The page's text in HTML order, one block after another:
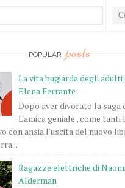
POPULAR posts
La vita bugiarda degli adulti
Elena Ferrante
Dopo aver divorato la saga
L'amica geniale , come
con ansia l'uscita del nuovo
Ragazze elettriche di
Alderman